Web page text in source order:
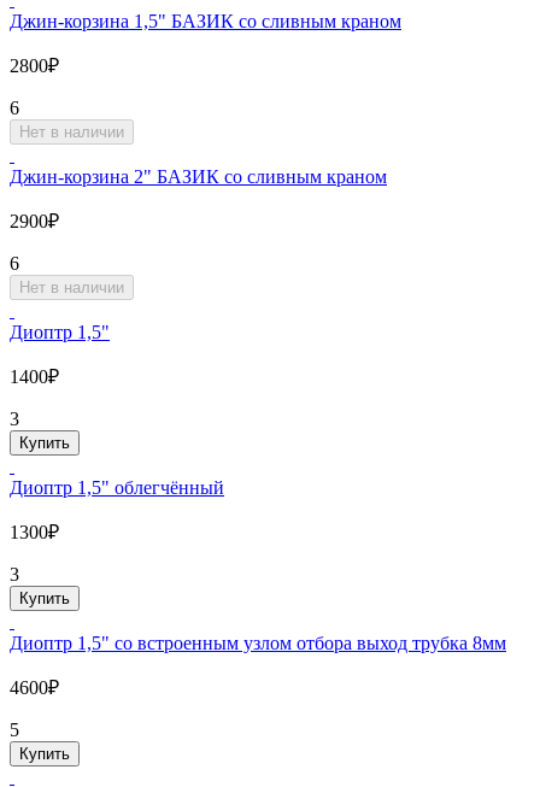
Джин-корзина 1,5" БАЗИК со сливным краном
2800₽
6
Нет в наличии
Джин-корзина 2" БАЗИК со сливным краном
2900₽
6
Нет в наличии
Диоптр 1,5"
1400₽
3
Купить
Диоптр 1,5" облегчённый
1300₽
3
Купить
Диоптр 1,5" со встроенным узлом отбора выход трубка 8мм
4600₽
5
Купить